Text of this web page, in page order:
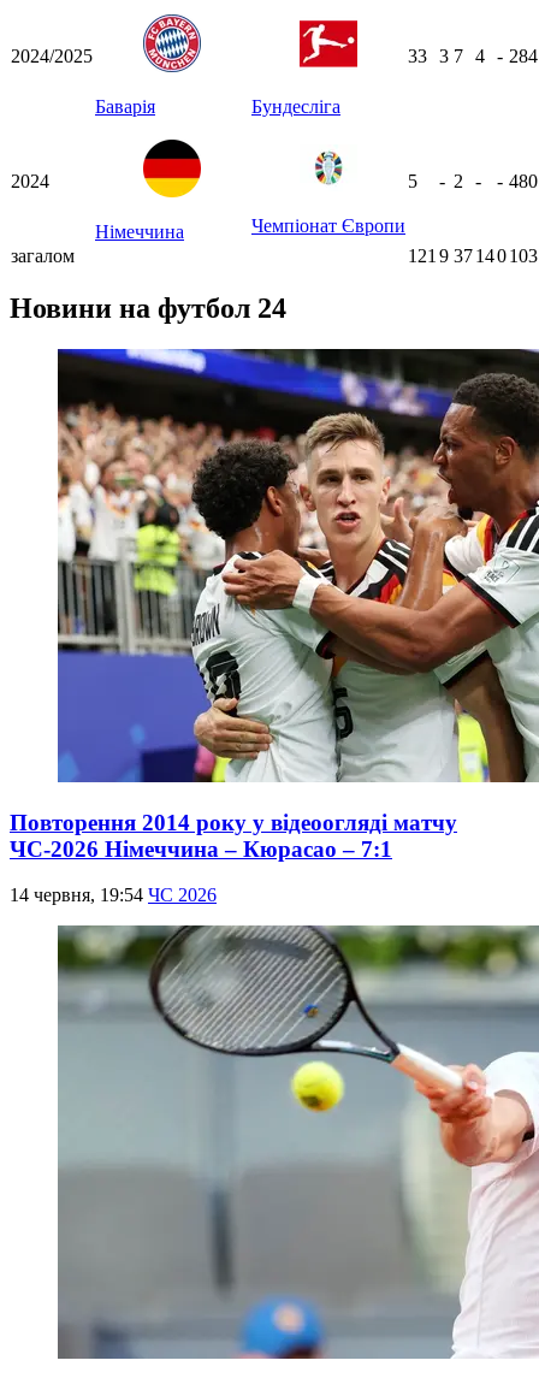
2024/2025
Баварія Бундесліга
33 3 7 4 -
2024
Німеччина Чемпіонат Європи
5 - 2 - -
загалом 121 9 37140
Новини на футбол 24
Повторення 2014 року у відеоогляді матчу
ЧС-2026 Німеччина – Кюрасао – 7:1
14 червня, 19:54 ЧС 2026